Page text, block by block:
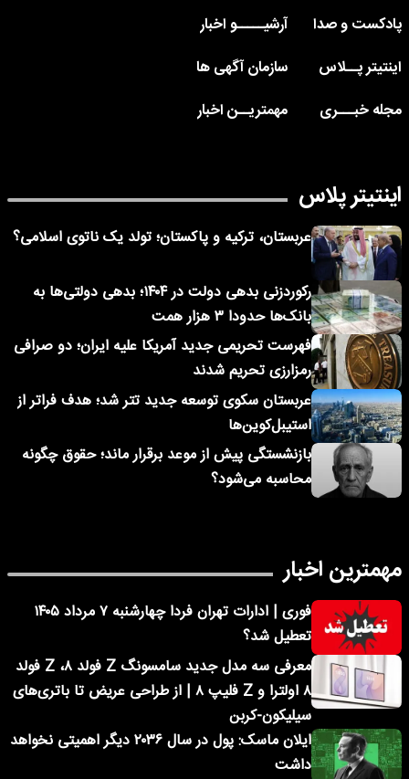
پادکست و صدا
آرشیـــــو اخبار
اینتیتر پــلاس
سازمان آگهی ها
مجله خبـــری
مهمتریــن اخبار
اینتیتر پلاس
عربستان، ترکیه و پاکستان؛ تولد یک ناتوی اسلامی؟
رکوردزنی بدهی دولت در ۱۴۰۴؛ بدهی دولتی‌ها به
بانک‌ها حدودا ۳ هزار همت
فهرست تحریمی جدید آمریکا علیه ایران؛ دو صرافی
رمزارزی تحریم شدند
عربستان سکوی توسعه جدید تتر شد؛ هدف فراتر از
استیبل‌کوین‌ها
بازنشستگی پیش از موعد برقرار ماند؛ حقوق چگونه
محاسبه می‌شود؟
مهمترین اخبار
فوری | ادارات تهران فردا چهارشنبه ۷ مرداد ۱۴۰۵
تعطیل شد؟
معرفی سه مدل جدید سامسونگ Z فولد ۸، Z فولد
۸ اولترا و Z فلیپ ۸ | از طراحی عریض تا باتری‌های
سیلیکون-کربن
ایلان ماسک: پول در سال ۲۰۳۶ دیگر اهمیتی نخواهد
داشت